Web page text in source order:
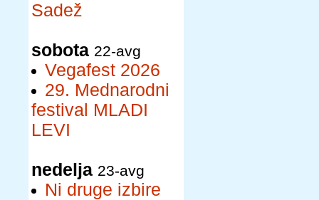
Sadež
sobota 22-avg
Vegafest 2026
29. Mednarodni
festival MLADI
LEVI
nedelja 23-avg
Ni druge izbire